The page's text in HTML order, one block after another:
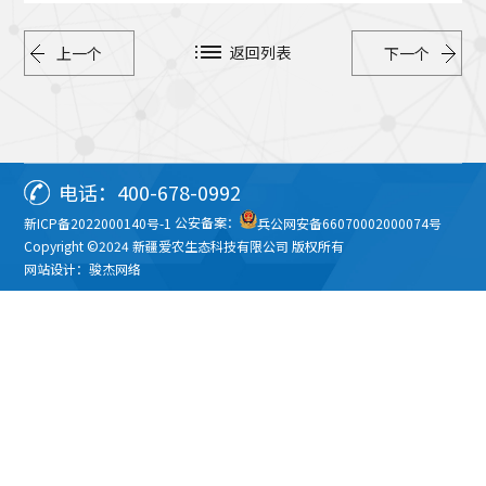
上一个 下一个
返回列表
电话：400-678-0992
新ICP备2022000140号-1 公安备案：
兵公网安备66070002000074号
Copyright ©2024 新疆爱农生态科技有限公司 版权所有
网站设计：骏杰网络